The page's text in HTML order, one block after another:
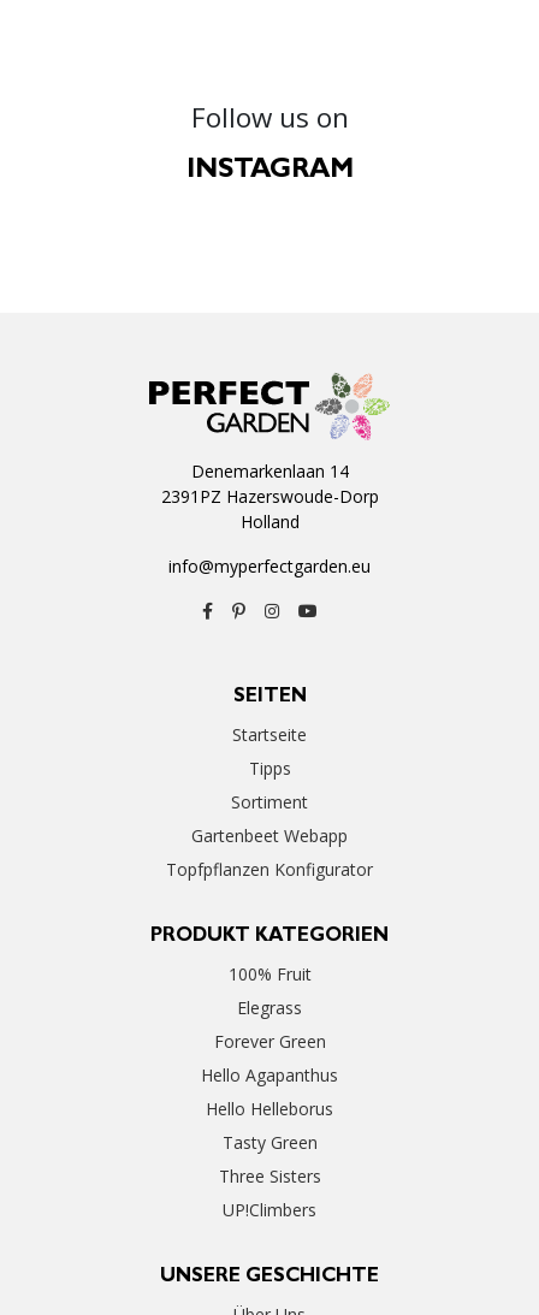
Follow us on
INSTAGRAM
Denemarkenlaan 14
2391PZ Hazerswoude-Dorp
Holland
info@myperfectgarden.eu
SEITEN
Startseite
Tipps
Sortiment
Gartenbeet Webapp
Topfpflanzen Konfigurator
PRODUKT KATEGORIEN
100% Fruit
Elegrass
Forever Green
Hello Agapanthus
Hello Helleborus
Tasty Green
Three Sisters
UP!Climbers
UNSERE GESCHICHTE